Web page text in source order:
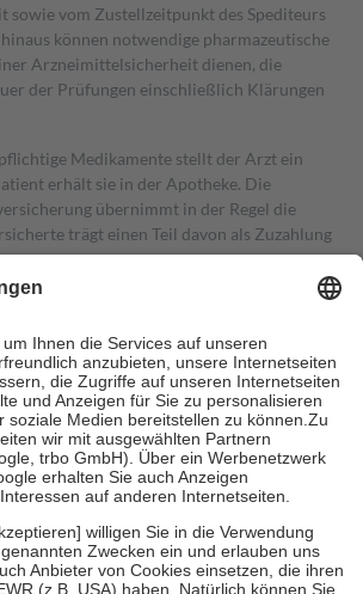
sowie vom Zustellzeitpunkt des Spediteurs
können notwendige pharmazeutische
Arzneimittelsicherheit dienen, die
der Prüfungen einschließlich Klärungen
Medikamente stellt der Arzt ein
erhält sie in der Apotheke. Die
übernimmt in der Regel die
trägt einen Teil davon als Zuzahlung
Zuzahlungen in Höhe von zehn
Es sind jedoch nie mehr als die tatsächlichen
entrichten.
auch für Online-Apotheken.
Krankenpflege beträgt die
der Kosten sowie zehn Euro je
Versicherten für ihre eigene Gesundheit zu
Stellung der Familie zu unterstützen,
an bei:
bis zum vollendeten 18. Lebensjahr